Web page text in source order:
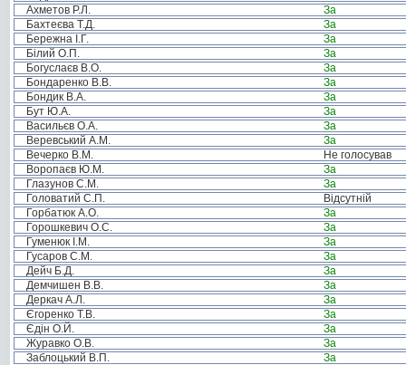
Ахметов Р.Л.
За
Бахтеєва Т.Д.
За
Бережна І.Г.
За
Білий О.П.
За
Богуслаєв В.О.
За
Бондаренко В.В.
За
Бондик В.А.
За
Бут Ю.А.
За
Васильєв О.А.
За
Веревський А.М.
За
Вечерко В.М.
Не голосував
Воропаєв Ю.М.
За
Глазунов С.М.
За
Головатий С.П.
Відсутній
Горбатюк А.О.
За
Горошкевич О.С.
За
Гуменюк І.М.
За
Гусаров С.М.
За
Дейч Б.Д.
За
Демчишен В.В.
За
Деркач А.Л.
За
Єгоренко Т.В.
За
Єдін О.Й.
За
Журавко О.В.
За
Заблоцький В.П.
За